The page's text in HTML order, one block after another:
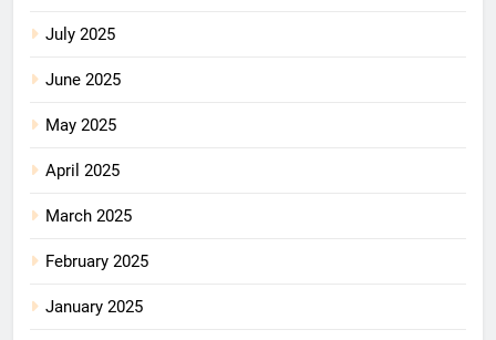
July 2025
June 2025
May 2025
April 2025
March 2025
February 2025
January 2025